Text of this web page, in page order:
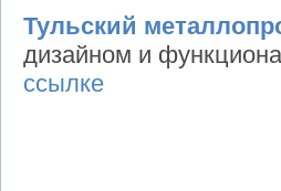
Тульский
дизайном и
ссылке